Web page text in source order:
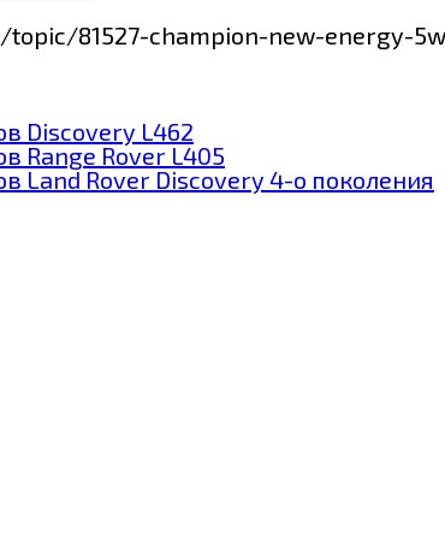
81527-champion-new-energy-
Discovery L462
Range Rover L405
Land Rover Discovery 4-о поколения